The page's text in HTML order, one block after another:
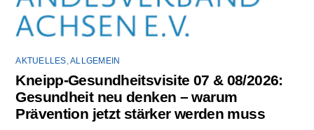
AKTUELLES,ALLGEMEIN
Kneipp-Gesundheitsvisite 07 & 08/2026:
Gesundheit neu denken – warum
Prävention jetzt stärker werden muss